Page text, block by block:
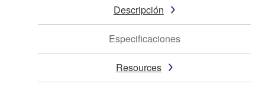
Descripción
Especificaciones
Resources